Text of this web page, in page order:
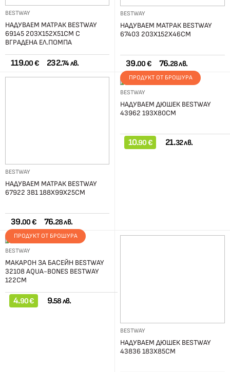
BESTWAY
НАДУВАЕМ МАТРАК BESTWAY
69145 203Х152Х51СМ С
ВГРАДЕНА ЕЛ.ПОМПА
119.00 € 232.74 лв.
BESTWAY
НАДУВАЕМ МАТРАК BESTWAY
67403 203X152X46СМ
39.00 € 76.28 лв.
BESTWAY
НАДУВАЕМ МАТРАК BESTWAY
67922 3В1 188X99X25СМ
39.00 € 76.28 лв.
ПРОДУКТ ОТ БРОШУРА
BESTWAY
НАДУВАЕМ ДЮШЕК BESTWAY
43962 193Х80СМ
10.90 € 21.32 лв.
ПРОДУКТ ОТ БРОШУРА
BESTWAY
МАКАРОН ЗА БАСЕЙН BESTWAY
32108 AQUA-BONES BESTWAY
122СМ
4.90 € 9.58 лв.
BESTWAY
НАДУВАЕМ ДЮШЕК BESTWAY
43836 183X85СМ